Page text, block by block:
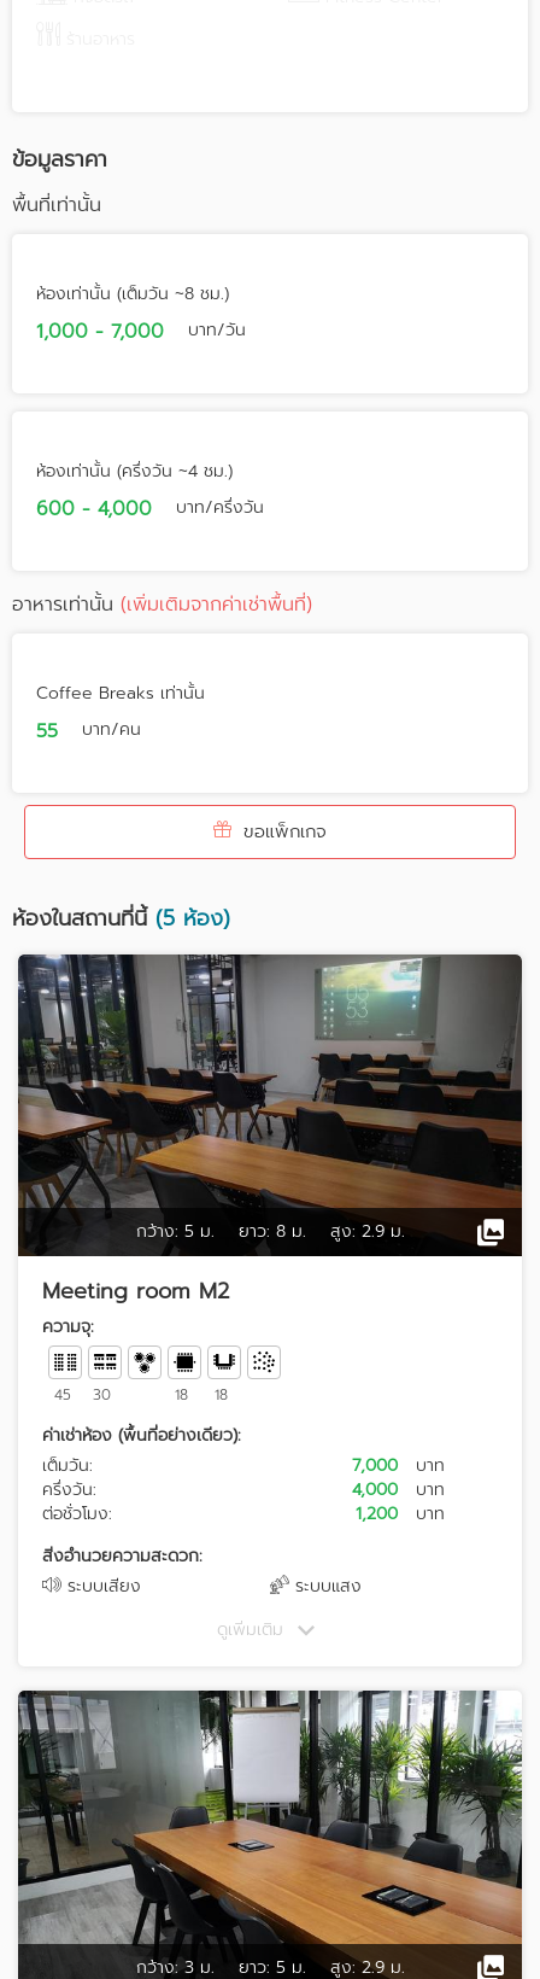
ข้อมูลราคา
พื้นที่เท่านั้น
ห้องเท่านั้น (เต็มวัน ~8 ชม.)
1,000 - 7,000 บาท/วัน
ห้องเท่านั้น (ครึ่งวัน ~4 ชม.)
600 - 4,000 บาท/ครึ่งวัน
อาหารเท่านั้น (เพิ่มเติมจากค่าเช่าพื้นที่)
Coffee Breaks เท่านั้น
55 บาท/คน
ขอแพ็กเกจ
ห้องในสถานที่นี้(5 ห้อง)
กว้าง: 5 ม. ยาว: 8 ม. สูง: 2.9 ม.
Meeting room M2
ความจุ:
45 30 18 18
ค่าเช่าห้อง (พื้นที่อย่างเดียว):
เต็มวัน:
7,000
บาท
ครึ่งวัน:
4,000
บาท
ต่อชั่วโมง:
1,200
บาท
สิ่งอำนวยความสะดวก:
ระบบเสียง
ระบบแสง
ดูเพิ่มเติม
กว้าง: 3 ม. ยาว: 5 ม. สูง: 2.9 ม.